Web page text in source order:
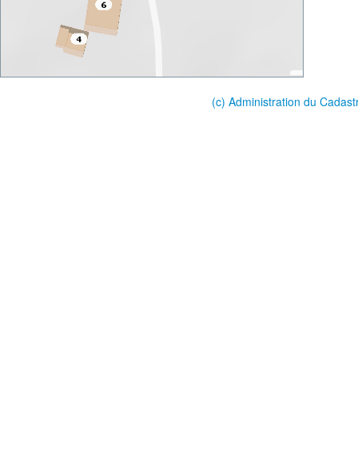
(c) Administration du